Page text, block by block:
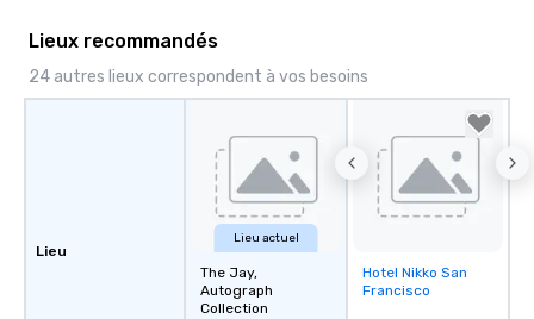
Lieux recommandés
24 autres lieux correspondent à vos besoins
Lieu
Lieu actuel
The Jay,
Autograph
Collection
Removed from
favorites
Hotel Nikko San
Francisco